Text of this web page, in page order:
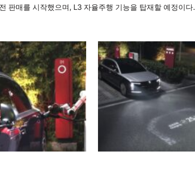
판매를 시작했으며, L3 자율주행 기능을 탑재할 예정이다.